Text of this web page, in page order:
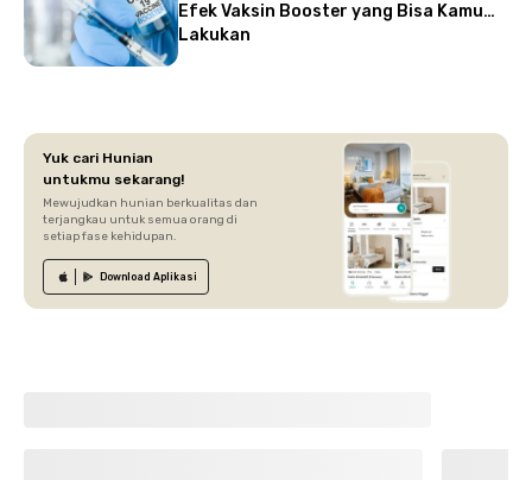
Efek Vaksin Booster yang Bisa Kamu
Lakukan
Yuk cari Hunian
untukmu sekarang!
Mewujudkan hunian berkualitas dan
terjangkau untuk semua orang di
setiap fase kehidupan.
Download Aplikasi